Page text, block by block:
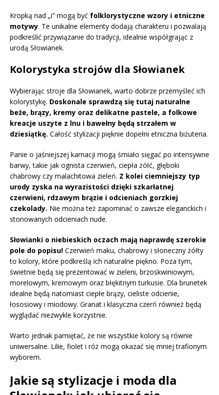
Kropką nad „i” mogą być folklorystyczne wzory i etniczne
motywy. Te unikalne elementy dodają charakteru i pozwalają
podkreślić przywiązanie do tradycji, idealnie współgrając z
urodą Słowianek.
Kolorystyka strojów dla Słowianek
Wybierając stroje dla Słowianek, warto dobrze przemyśleć ich
kolorystykę. Doskonale sprawdzą się tutaj naturalne
beże, brązy, kremy oraz delikatne pastele, a folkowe
kreacje uszyte z lnu i bawełny będą strzałem w
dziesiątkę. Całość stylizacji pięknie dopełni etniczna biżuteria.
Panie o jaśniejszej karnacji mogą śmiało sięgać po intensywne
barwy, takie jak ognista czerwień, ciepła żółć, głęboki
chabrowy czy malachitowa zieleń. Z kolei ciemniejszy typ
urody zyska na wyrazistości dzięki szkarłatnej
czerwieni, rdzawym brązie i odcieniach gorzkiej
czekolady. Nie można też zapominać o zawsze eleganckich i
stonowanych odcieniach nude.
Słowianki o niebieskich oczach mają naprawdę szerokie
pole do popisu! Czerwień maku, chabrowy i słoneczny żółty
to kolory, które podkreślą ich naturalne piękno. Poza tym,
świetnie będą się prezentować w zieleni, brzoskwiniowym,
morelowym, kremowym oraz błękitnym turkusie. Dla brunetek
idealne będą natomiast ciepłe brązy, cieliste odcienie,
łososiowy i miodowy. Granat i klasyczna czerń również będą
wyglądać niezwykle korzystnie.
Warto jednak pamiętać, że nie wszystkie kolory są równie
uniwersalne. Lilie, fiolet i róż mogą okazać się mniej trafionym
wyborem.
Jakie są stylizacje i moda dla